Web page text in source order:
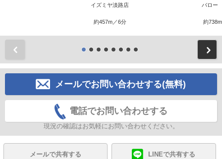
イズミヤ淡路店
約457m／6分
バロー
約
メールでお問い合わせする(無料)
電話でお問い合わせする
現況の確認はお気軽にお問い合わせください。
メールで共有する LINEで共有する